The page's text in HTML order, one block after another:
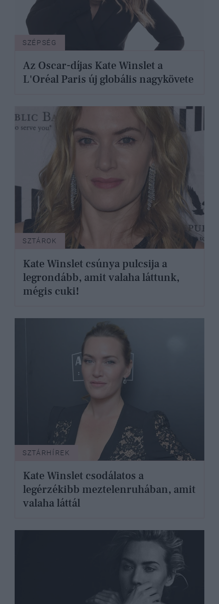
SZÉPSÉG
Az Oscar-díjas Kate Winslet a
L'Oréal Paris új globális nagykövete
SZTÁROK
Kate Winslet csúnya pulcsija a
legrondább, amit valaha láttunk,
mégis cuki!
SZTÁRHÍREK
Kate Winslet csodálatos a
legérzékibb meztelenruhában, amit
valaha láttál